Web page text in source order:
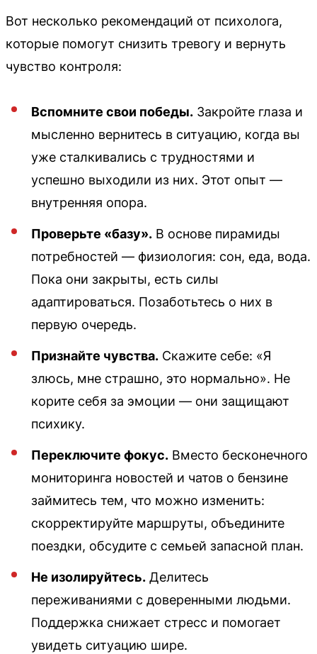
Вот несколько рекомендаций от психолога,
которые помогут снизить тревогу и вернуть
чувство контроля:
Вспомните свои победы. Закройте глаза и
мысленно вернитесь в ситуацию, когда вы
уже сталкивались с трудностями и
успешно выходили из них. Этот опыт —
внутренняя опора.
Проверьте «базу». В основе пирамиды
потребностей — физиология: сон, еда, вода.
Пока они закрыты, есть силы
адаптироваться. Позаботьтесь о них в
первую очередь.
Признайте чувства. Скажите себе: «Я
злюсь, мне страшно, это нормально». Не
корите себя за эмоции — они защищают
психику.
Переключите фокус. Вместо бесконечного
мониторинга новостей и чатов о бензине
займитесь тем, что можно изменить:
скорректируйте маршруты, объедините
поездки, обсудите с семьей запасной план.
Не изолируйтесь. Делитесь
переживаниями с доверенными людьми.
Поддержка снижает стресс и помогает
увидеть ситуацию шире.